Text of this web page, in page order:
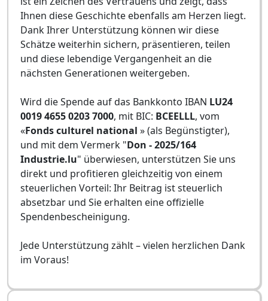
Ihnen diese Geschichte ebenfalls am Herzen liegt.
Dank Ihrer Unterstützung können wir diese
Schätze weiterhin sichern, präsentieren, teilen
und diese lebendige Vergangenheit an die
nächsten Generationen weitergeben.
Wird die Spende auf das Bankkonto IBAN LU24
0019 4655 0203 7000, mit BIC: BCEELLL, vom
«Fonds culturel national » (als Begünstigter),
und mit dem Vermerk "Don - 2025/164
Industrie.lu" überwiesen, unterstützen Sie uns
direkt und profitieren gleichzeitig von einem
steuerlichen Vorteil: Ihr Beitrag ist steuerlich
absetzbar und Sie erhalten eine offizielle
Spendenbescheinigung.
Jede Unterstützung zählt – vielen herzlichen Dank
im Voraus!